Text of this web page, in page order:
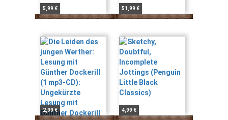
5,99 € 51,99 €
2,99 € 4,99 €